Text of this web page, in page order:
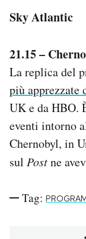
Sky Atlantic
21.15 –
La replica del
più apprezzate
UK e da HBO.
eventi intorno
Chernobyl, in
sul Postne
Tag: